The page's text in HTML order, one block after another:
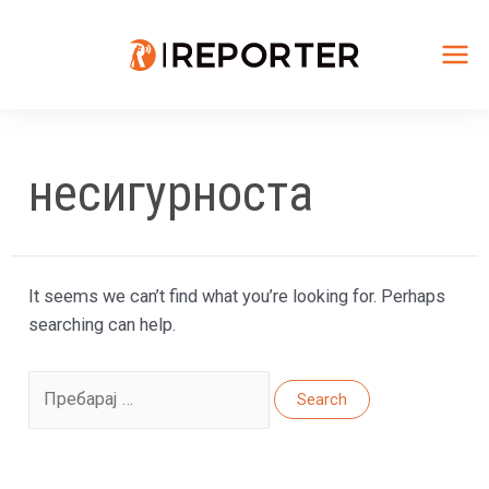
несигурноста
It seems we can’t find what you’re looking for. Perhaps
searching can help.